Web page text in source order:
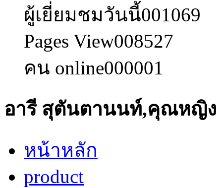
ผู้เยี่ยมชมวันนี้001069
Pages View008527
คน online000001
อารี สุตันตานนท์,คุณหญิง
หน้าหลัก
product